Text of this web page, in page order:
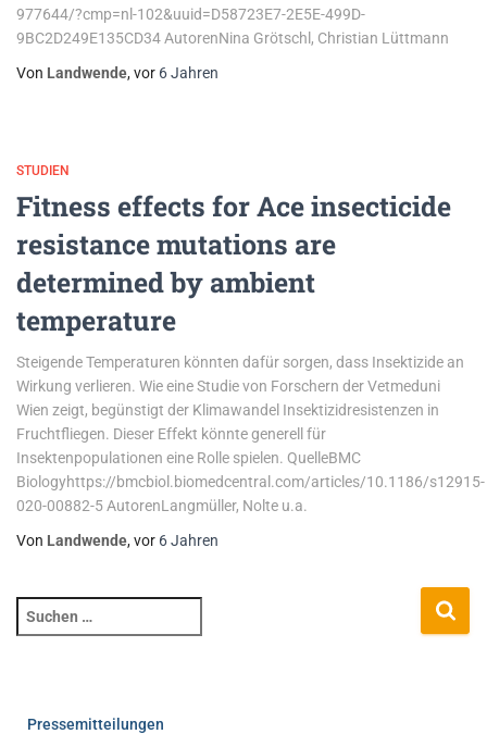
977644/?cmp=nl-102&uuid=D58723E7-2E5E-499D-
9BC2D249E135CD34 AutorenNina Grötschl, Christian Lüttmann
Von Landwende, vor 6 Jahren
STUDIEN
Fitness effects for Ace insecticide
resistance mutations are
determined by ambient
temperature
Steigende Temperaturen könnten dafür sorgen, dass Insektizide an
Wirkung verlieren. Wie eine Studie von Forschern der Vetmeduni
Wien zeigt, begünstigt der Klimawandel Insektizidresistenzen in
Fruchtfliegen. Dieser Effekt könnte generell für
Insektenpopulationen eine Rolle spielen. QuelleBMC
Biologyhttps://bmcbiol.biomedcentral.com/articles/10.1186/s12915-
020-00882-5 AutorenLangmüller, Nolte u.a.
Von Landwende, vor 6 Jahren
Pressemitteilungen